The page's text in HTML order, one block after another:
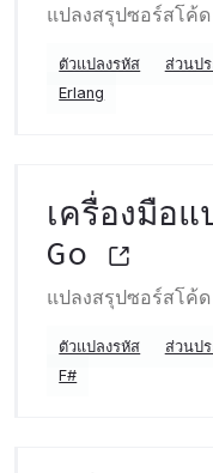
แปลงสรุปซอร์สโค้
ตัวแปลงรหัส ส่วนป
Erlang
เครื่องมือ
Go
แปลงสรุปซอร์สโค้
ตัวแปลงรหัส ส่วนป
F#